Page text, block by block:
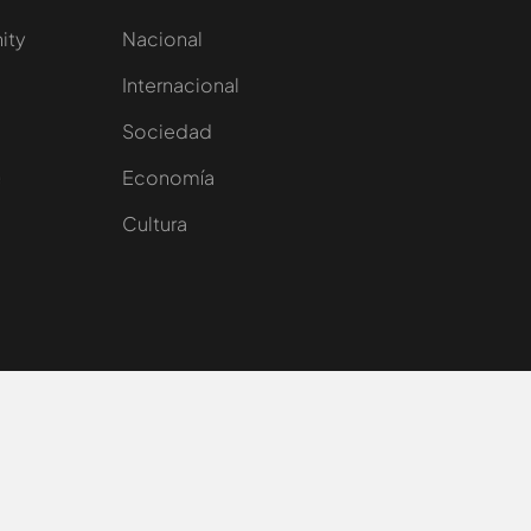
Nacional
Internacional
Sociedad
Economía
Cultura